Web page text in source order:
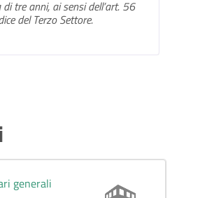
tre anni, ai sensi dell’art. 56
del Terzo Settore.
generali